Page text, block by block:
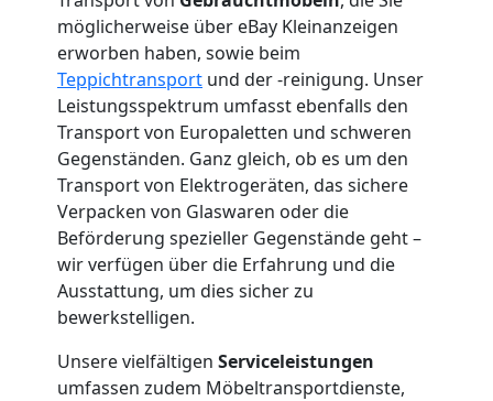
möglicherweise über eBay Kleinanzeigen
erworben haben, sowie beim
Teppichtransport und der -reinigung. Unser
Leistungsspektrum umfasst ebenfalls den
Transport von Europaletten und schweren
Gegenständen. Ganz gleich, ob es um den
Transport von Elektrogeräten, das sichere
Verpacken von Glaswaren oder die
Beförderung spezieller Gegenstände geht –
wir verfügen über die Erfahrung und die
Ausstattung, um dies sicher zu
bewerkstelligen.
Unsere vielfältigen Serviceleistungen
umfassen zudem Möbeltransportdienste,
Wolfsberg
Kunsttransport
Wolfsberg
Umzug
Wolfsberg